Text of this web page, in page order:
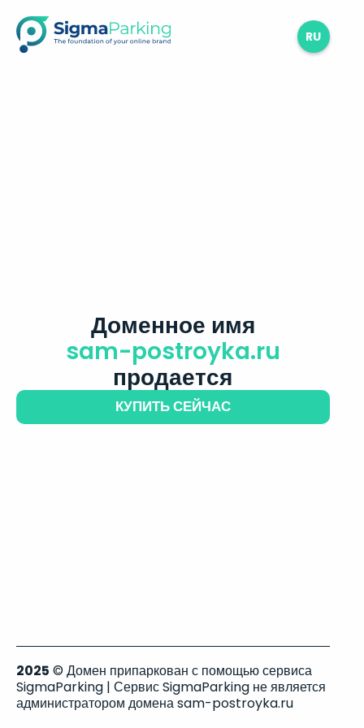
RU
Доменное имя
sam-postroyka.ru
продается
КУПИТЬ СЕЙЧАС
2025 © Домен припаркован с помощью сервиса
SigmaParking | Сервис SigmaParking не является
администратором домена sam-postroyka.ru